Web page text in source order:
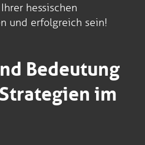
hessischen
und erfolgreich sein!
Bedeutung
im